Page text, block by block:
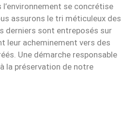
se concrétise
assurons le tri méticuleux des
derniers sont entreposés sur
leur acheminement vers des
Une démarche responsable
la préservation de notre